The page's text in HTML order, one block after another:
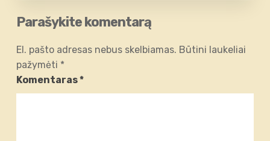
Parašykite komentarą
El. pašto adresas nebus skelbiamas. Būtini laukeliai
pažymėti *
Komentaras*